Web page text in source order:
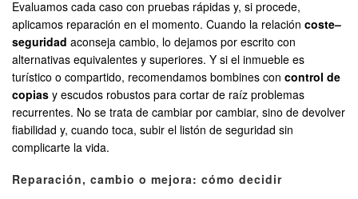
Evaluamos cada caso con pruebas rápidas y, si procede,
aplicamos reparación en el momento. Cuando la relación coste–
seguridad aconseja cambio, lo dejamos por escrito con
alternativas equivalentes y superiores. Y si el inmueble es
turístico o compartido, recomendamos bombines con control de
copias y escudos robustos para cortar de raíz problemas
recurrentes. No se trata de cambiar por cambiar, sino de devolver
fiabilidad y, cuando toca, subir el listón de seguridad sin
complicarte la vida.
Reparación, cambio o mejora: cómo decidir